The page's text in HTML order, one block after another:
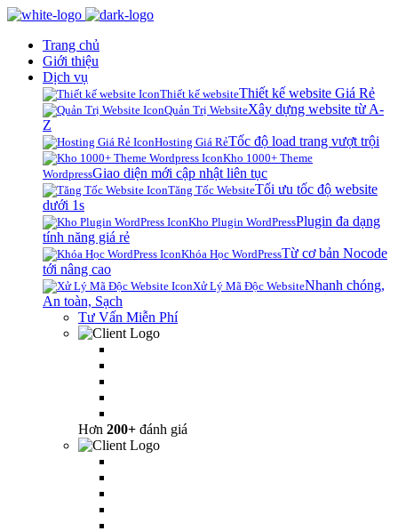
Trang chủ
Giới thiệu
Dịch vụ
Thiết kế websiteThiết kế website Giá Rẻ
Quản Trị WebsiteXây dựng website từ A-
Z
Hosting Giá RẻTốc độ load trang vượt trội
Kho 1000+ Theme
WordpressGiao diện mới cập nhật liên tục
Tăng Tốc WebsiteTối ưu tốc độ website
dưới 1s
Kho Plugin WordPressPlugin đa dạng
tính năng giá rẻ
Khóa Học WordPressTừ cơ bản Nocode
tới nâng cao
Xử Lý Mã Độc WebsiteNhanh chóng,
An toàn, Sạch
Tư Vấn Miễn Phí
Hơn 200+ đánh giá